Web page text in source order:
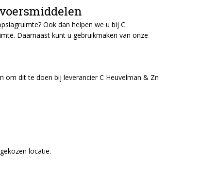
Ook dan helpen we u bij C
Daarnaast kunt u gebruikmaken van onze
om dit te doen bij leverancier C Heuvelman & Zn
locatie.